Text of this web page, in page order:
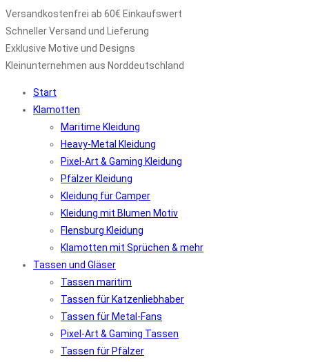
Versandkostenfrei ab 60€ Einkaufswert
Schneller Versand und Lieferung
Exklusive Motive und Designs
Kleinunternehmen aus Norddeutschland
Start
Klamotten
Maritime Kleidung
Heavy-Metal Kleidung
Pixel-Art & Gaming Kleidung
Pfälzer Kleidung
Kleidung für Camper
Kleidung mit Blumen Motiv
Flensburg Kleidung
Klamotten mit Sprüchen & mehr
Tassen und Gläser
Tassen maritim
Tassen für Katzenliebhaber
Tassen für Metal-Fans
Pixel-Art & Gaming Tassen
Tassen für Pfälzer